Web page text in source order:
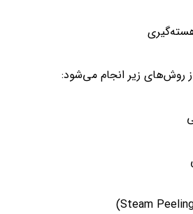
روش‌های زیر انجام می‌شود: